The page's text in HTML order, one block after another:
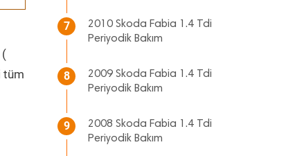
(
tüm
7
2010 Skoda Fabia 1.4 Tdi
Periyodik Bakım
8
2009 Skoda Fabia 1.4 Tdi
Periyodik Bakım
9
2008 Skoda Fabia 1.4 Tdi
Periyodik Bakım